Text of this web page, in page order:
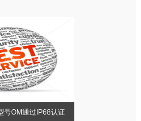
号OM通过IP68认证